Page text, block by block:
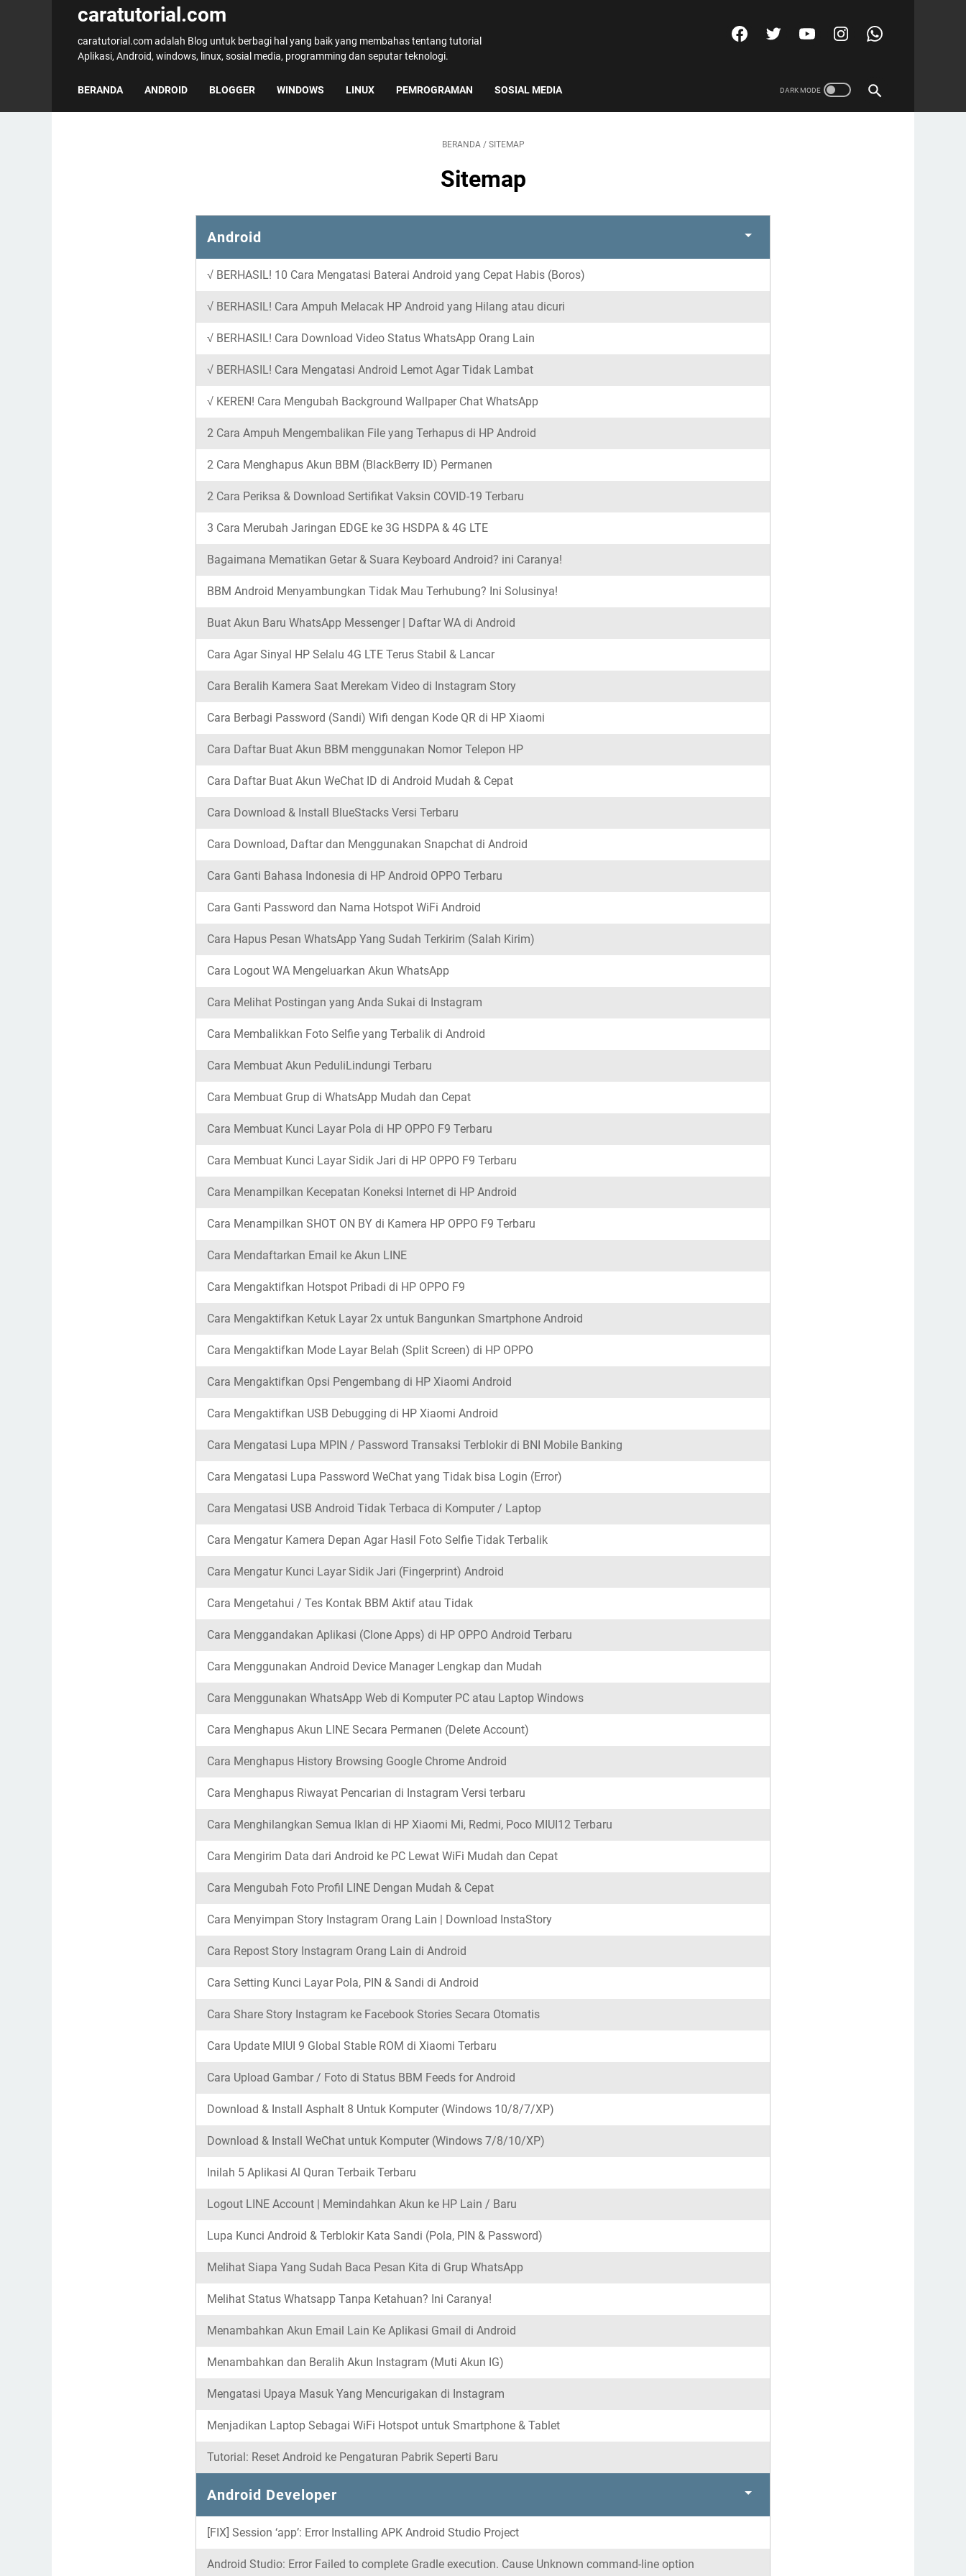
caratutorial.com
caratutorial.com adalah Blog untuk berbagi hal yang baik yang membahas tentang tutorial
Aplikasi, Android, windows, linux, sosial media, programming dan seputar teknologi.
BERANDA ANDROID BLOGGER WINDOWS LINUX PEMROGRAMAN SOSIAL MEDIA
BERANDA / SITEMAP
Sitemap
Android
√ BERHASIL! 10 Cara Mengatasi Baterai Android yang Cepat Habis (Boros)
√ BERHASIL! Cara Ampuh Melacak HP Android yang Hilang atau dicuri
√ BERHASIL! Cara Download Video Status WhatsApp Orang Lain
√ BERHASIL! Cara Mengatasi Android Lemot Agar Tidak Lambat
√ KEREN! Cara Mengubah Background Wallpaper Chat WhatsApp
2 Cara Ampuh Mengembalikan File yang Terhapus di HP Android
2 Cara Menghapus Akun BBM (BlackBerry ID) Permanen
2 Cara Periksa & Download Sertifikat Vaksin COVID-19 Terbaru
3 Cara Merubah Jaringan EDGE ke 3G HSDPA & 4G LTE
Bagaimana Mematikan Getar & Suara Keyboard Android? ini Caranya!
BBM Android Menyambungkan Tidak Mau Terhubung? Ini Solusinya!
Buat Akun Baru WhatsApp Messenger | Daftar WA di Android
Cara Agar Sinyal HP Selalu 4G LTE Terus Stabil & Lancar
Cara Beralih Kamera Saat Merekam Video di Instagram Story
Cara Berbagi Password (Sandi) Wifi dengan Kode QR di HP Xiaomi
Cara Daftar Buat Akun BBM menggunakan Nomor Telepon HP
Cara Daftar Buat Akun WeChat ID di Android Mudah & Cepat
Cara Download & Install BlueStacks Versi Terbaru
Cara Download, Daftar dan Menggunakan Snapchat di Android
Cara Ganti Bahasa Indonesia di HP Android OPPO Terbaru
Cara Ganti Password dan Nama Hotspot WiFi Android
Cara Hapus Pesan WhatsApp Yang Sudah Terkirim (Salah Kirim)
Cara Logout WA Mengeluarkan Akun WhatsApp
Cara Melihat Postingan yang Anda Sukai di Instagram
Cara Membalikkan Foto Selfie yang Terbalik di Android
Cara Membuat Akun PeduliLindungi Terbaru
Cara Membuat Grup di WhatsApp Mudah dan Cepat
Cara Membuat Kunci Layar Pola di HP OPPO F9 Terbaru
Cara Membuat Kunci Layar Sidik Jari di HP OPPO F9 Terbaru
Cara Menampilkan Kecepatan Koneksi Internet di HP Android
Cara Menampilkan SHOT ON BY di Kamera HP OPPO F9 Terbaru
Cara Mendaftarkan Email ke Akun LINE
Cara Mengaktifkan Hotspot Pribadi di HP OPPO F9
Cara Mengaktifkan Ketuk Layar 2x untuk Bangunkan Smartphone Android
Cara Mengaktifkan Mode Layar Belah (Split Screen) di HP OPPO
Cara Mengaktifkan Opsi Pengembang di HP Xiaomi Android
Cara Mengaktifkan USB Debugging di HP Xiaomi Android
Cara Mengatasi Lupa MPIN / Password Transaksi Terblokir di BNI Mobile Banking
Cara Mengatasi Lupa Password WeChat yang Tidak bisa Login (Error)
Cara Mengatasi USB Android Tidak Terbaca di Komputer / Laptop
Cara Mengatur Kamera Depan Agar Hasil Foto Selfie Tidak Terbalik
Cara Mengatur Kunci Layar Sidik Jari (Fingerprint) Android
Cara Mengetahui / Tes Kontak BBM Aktif atau Tidak
Cara Menggandakan Aplikasi (Clone Apps) di HP OPPO Android Terbaru
Cara Menggunakan Android Device Manager Lengkap dan Mudah
Cara Menggunakan WhatsApp Web di Komputer PC atau Laptop Windows
Cara Menghapus Akun LINE Secara Permanen (Delete Account)
Cara Menghapus History Browsing Google Chrome Android
Cara Menghapus Riwayat Pencarian di Instagram Versi terbaru
Cara Menghilangkan Semua Iklan di HP Xiaomi Mi, Redmi, Poco MIUI12 Terbaru
Cara Mengirim Data dari Android ke PC Lewat WiFi Mudah dan Cepat
Cara Mengubah Foto Profil LINE Dengan Mudah & Cepat
Cara Menyimpan Story Instagram Orang Lain | Download InstaStory
Cara Repost Story Instagram Orang Lain di Android
Cara Setting Kunci Layar Pola, PIN & Sandi di Android
Cara Share Story Instagram ke Facebook Stories Secara Otomatis
Cara Update MIUI 9 Global Stable ROM di Xiaomi Terbaru
Cara Upload Gambar / Foto di Status BBM Feeds for Android
Download & Install Asphalt 8 Untuk Komputer (Windows 10/8/7/XP)
Download & Install WeChat untuk Komputer (Windows 7/8/10/XP)
Inilah 5 Aplikasi Al Quran Terbaik Terbaru
Logout LINE Account | Memindahkan Akun ke HP Lain / Baru
Lupa Kunci Android & Terblokir Kata Sandi (Pola, PIN & Password)
Melihat Siapa Yang Sudah Baca Pesan Kita di Grup WhatsApp
Melihat Status Whatsapp Tanpa Ketahuan? Ini Caranya!
Menambahkan Akun Email Lain Ke Aplikasi Gmail di Android
Menambahkan dan Beralih Akun Instagram (Muti Akun IG)
Mengatasi Upaya Masuk Yang Mencurigakan di Instagram
Menjadikan Laptop Sebagai WiFi Hotspot untuk Smartphone & Tablet
Tutorial: Reset Android ke Pengaturan Pabrik Seperti Baru
Android Developer
[FIX] Session ‘app’: Error Installing APK Android Studio Project
Android Studio: Error Failed to complete Gradle execution. Cause Unknown command-line option